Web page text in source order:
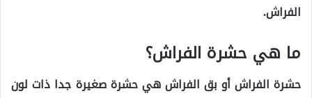
الفراش.
ما هي حشرة الفراش؟
حشرة الفراش أو بق الفراش هي حشرة صغيرة جدا ذات لون